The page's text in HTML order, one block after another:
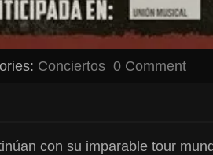
Conciertos 0 Comment
con su imparable tour